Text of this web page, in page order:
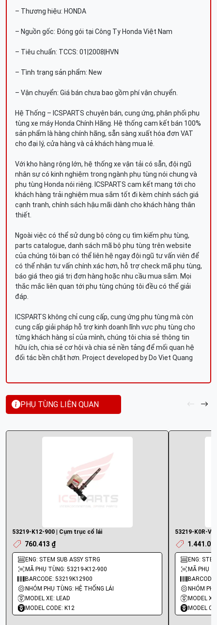
– Thương hiệu: HONDA
– Nguồn gốc: Đóng gói tại Công Ty Honda Việt Nam
– Tiêu chuẩn: TCCS: 01|2008|HVN
– Tình trạng sản phẩm: New
– Vận chuyển: Giá bán chưa bao gồm phí vận chuyển.
Hệ Thống – ICSPARTS chuyên bán, cung ứng, phân phối phụ
tùng xe máy Honda Chính Hãng. Hệ thống cam kết bán 100%
sản phẩm là hàng chính hãng, sẵn sàng xuất hóa đơn VAT
cho đại lý, cửa hàng và cả khách hàng mua lẻ.
Với kho hàng rộng lớn, hệ thống xe vận tải có sẵn, đội ngũ
nhân sự có kinh nghiệm trong ngành phụ tùng nói chung và
phụ tùng Honda nói riêng. ICSPARTS cam kết mang tới cho
khách hàng trải nghiệm mua sắm tốt đi kèm chính sách giá
cạnh tranh, chính sách hậu mãi dành cho khách hàng thân
thiết.
Ngoài việc có thể sử dụng bộ công cụ tìm kiếm phụ tùng,
parts catalogue, danh sách mã bộ phụ tùng trên website
của chúng tôi bạn có thể liên hệ ngay đội ngũ tư vấn viên để
có thể nhận tư vấn chính xác hơn, hỗ trợ check mã phụ tùng,
báo giá theo giá trị đơn hàng hoặc nhu cầu mua sắm. Mọi
thắc mắc liên quan tới phụ tùng chúng tôi đều có thể giải
đáp.
ICSPARTS không chỉ cung cấp, cung ứng phụ tùng mà còn
cung cấp giải pháp hỗ trợ kinh doanh lĩnh vực phụ tùng cho
từng khách hàng sỉ của mình, chúng tôi chia sẻ thông tin
hữu ích, chia sẻ cơ hội và chia sẻ nền tảng để mối quan hệ
đối tác bền chặt hơn. Project developed by Do Viet Quang
PHỤ TÙNG LIÊN QUAN
53219-K12-900 | Cụm trục cổ lái
760.413 ₫
ENG: STEM SUB ASSY STRG
MÃ PHỤ TÙNG: 53219-K12-900
BARCODE: 53219K12900
NHÓM PHỤ TÙNG: HỆ THỐNG LÁI
MODEL XE: LEAD
MODEL CODE: K12
53219-K0R-
ENG:
MÃ PHỤ
NHÓM
MODEL
MODEL